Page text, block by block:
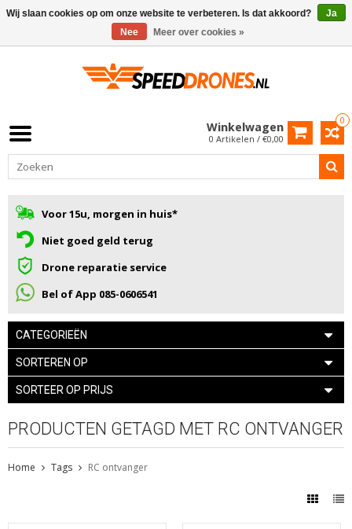
0
Winkelwagen
0 Artikelen / €0,00
Voor 15u, morgen in huis*
Niet goed geld terug
Drone reparatie service
Bel of App 085-0606541
CATEGORIEËN
SORTEREN OP
SORTEER OP PRIJS
PRODUCTEN GETAGD MET RC ONTVANGER
Home Tags RC ontvanger
Wij slaan cookies op om onze website te verbeteren. Is dat akkoord?
Ja
Nee
Meer over cookies »